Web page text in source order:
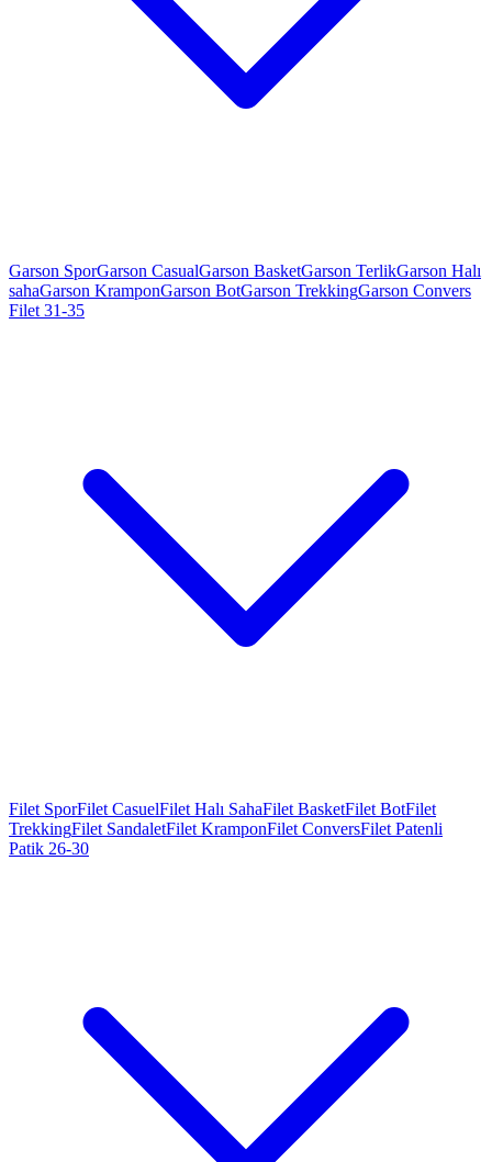
Garson SporGarson CasualGarson BasketGarson TerlikGarson Halı
sahaGarson KramponGarson BotGarson TrekkingGarson Convers
Filet 31-35
Filet SporFilet CasuelFilet Halı SahaFilet BasketFilet BotFilet
TrekkingFilet SandaletFilet KramponFilet ConversFilet Patenli
Patik 26-30